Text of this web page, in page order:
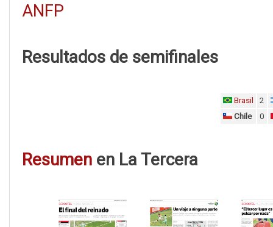
ANFP
Resultados de semifinales
Brasil
2
Chile
0
Resumen en La Tercera